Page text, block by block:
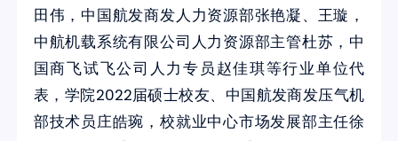
田伟，中国航发商发人力资源部张艳凝、王璇，
中航机载系统有限公司人力资源部主管杜苏，中
国商飞试飞公司人力专员赵佳琪等行业单位代
表，学院2022届硕士校友、中国航发商发压气机
部技术员庄皓琬，校就业中心市场发展部主任徐